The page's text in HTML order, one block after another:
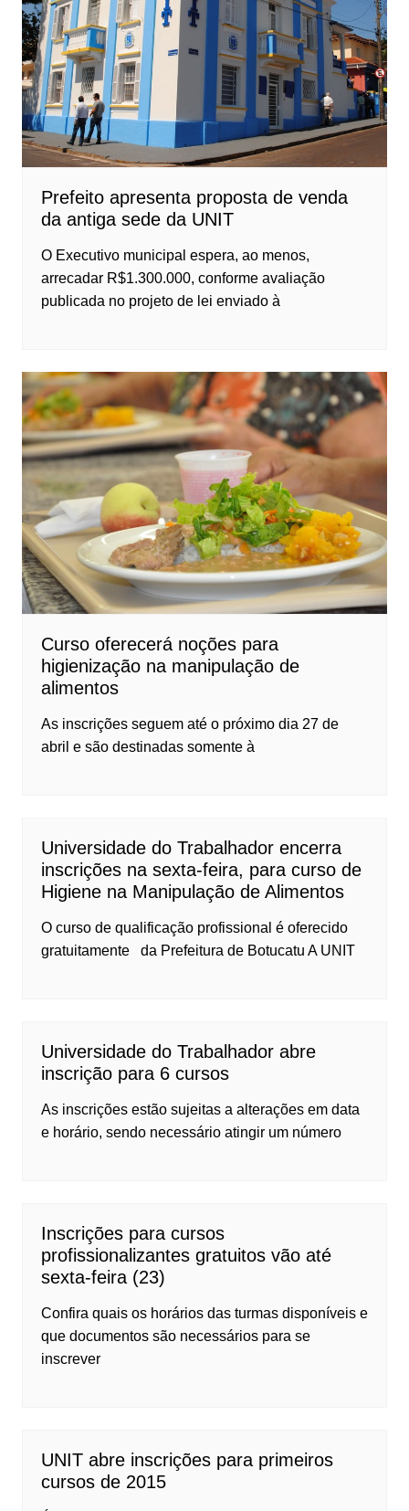
Prefeito apresenta proposta de venda
da antiga sede da UNIT
O Executivo municipal espera, ao menos,
arrecadar R$1.300.000, conforme avaliação
publicada no projeto de lei enviado à
Curso oferecerá noções para
higienização na manipulação de
alimentos
As inscrições seguem até o próximo dia 27 de
abril e são destinadas somente à
Universidade do Trabalhador encerra
inscrições na sexta-feira, para curso de
Higiene na Manipulação de Alimentos
O curso de qualificação profissional é oferecido
gratuitamente da Prefeitura de Botucatu A UNIT
Universidade do Trabalhador abre
inscrição para 6 cursos
As inscrições estão sujeitas a alterações em data
e horário, sendo necessário atingir um número
Inscrições para cursos
profissionalizantes gratuitos vão até
sexta-feira (23)
Confira quais os horários das turmas disponíveis e
que documentos são necessários para se
inscrever
UNIT abre inscrições para primeiros
cursos de 2015